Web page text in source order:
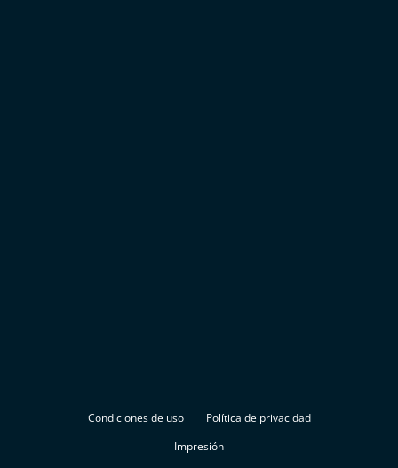
Condiciones de uso
Política de privacidad
Impresión